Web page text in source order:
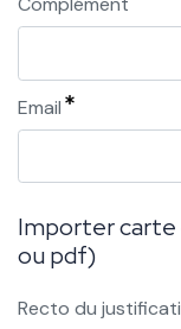
Email
Importer
ou pdf)
Recto du